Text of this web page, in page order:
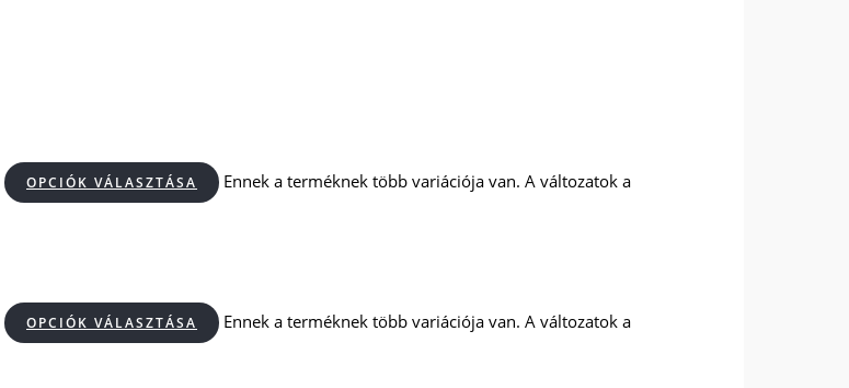
OPCIÓK VÁLASZTÁSA
Ennek a terméknek több variációja van. A változatok a
OPCIÓK VÁLASZTÁSA
Ennek a terméknek több variációja van. A változatok a